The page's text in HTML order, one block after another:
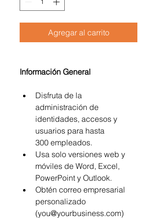
Agregar al carrito
Información General
Disfruta de la
administración de
identidades, accesos y
usuarios para hasta
300 empleados.
Usa solo versiones web y
móviles de Word, Excel,
PowerPoint y Outlook.
Obtén correo empresarial
personalizado
(you@yourbusiness.com)